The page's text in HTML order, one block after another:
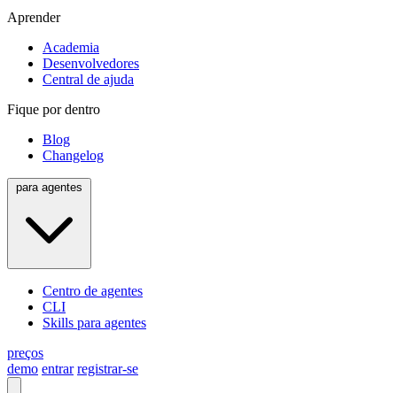
Aprender
Academia
Desenvolvedores
Central de ajuda
Fique por dentro
Blog
Changelog
Centro de agentes
CLI
Skills para agentes
preços
demo entrar registrar-se